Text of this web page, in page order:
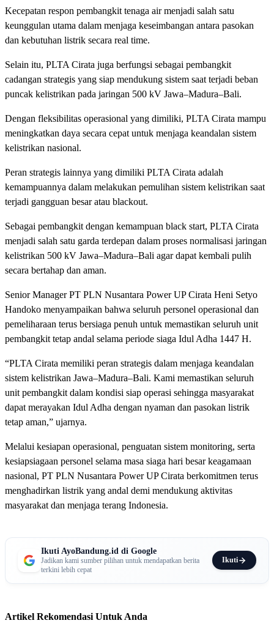
Kecepatan respon pembangkit tenaga air menjadi salah satu
keunggulan utama dalam menjaga keseimbangan antara pasokan
dan kebutuhan listrik secara real time.
Selain itu, PLTA Cirata juga berfungsi sebagai pembangkit
cadangan strategis yang siap mendukung sistem saat terjadi beban
puncak kelistrikan pada jaringan 500 kV Jawa–Madura–Bali.
Dengan fleksibilitas operasional yang dimiliki, PLTA Cirata mampu
meningkatkan daya secara cepat untuk menjaga keandalan sistem
kelistrikan nasional.
Peran strategis lainnya yang dimiliki PLTA Cirata adalah
kemampuannya dalam melakukan pemulihan sistem kelistrikan saat
terjadi gangguan besar atau blackout.
Sebagai pembangkit dengan kemampuan black start, PLTA Cirata
menjadi salah satu garda terdepan dalam proses normalisasi jaringan
kelistrikan 500 kV Jawa–Madura–Bali agar dapat kembali pulih
secara bertahap dan aman.
Senior Manager PT PLN Nusantara Power UP Cirata Heni Setyo
Handoko menyampaikan bahwa seluruh personel operasional dan
pemeliharaan terus bersiaga penuh untuk memastikan seluruh unit
pembangkit tetap andal selama periode siaga Idul Adha 1447 H.
“PLTA Cirata memiliki peran strategis dalam menjaga keandalan
sistem kelistrikan Jawa–Madura–Bali. Kami memastikan seluruh
unit pembangkit dalam kondisi siap operasi sehingga masyarakat
dapat merayakan Idul Adha dengan nyaman dan pasokan listrik
tetap aman,” ujarnya.
Melalui kesiapan operasional, penguatan sistem monitoring, serta
kesiapsiagaan personel selama masa siaga hari besar keagamaan
nasional, PT PLN Nusantara Power UP Cirata berkomitmen terus
menghadirkan listrik yang andal demi mendukung aktivitas
masyarakat dan menjaga terang Indonesia.
Ikuti AyoBandung.id di Google
Jadikan kami sumber pilihan untuk mendapatkan berita
terkini lebih cepat
Ikuti
Artikel Rekomendasi Untuk Anda